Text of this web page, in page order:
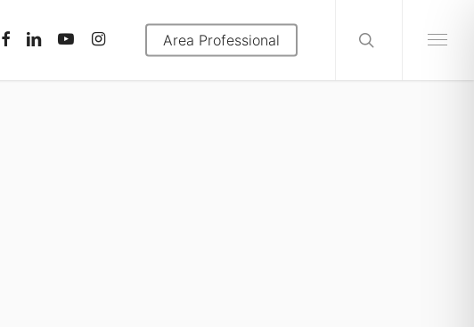
facebooklinkedinyoutubeinstagram Area Professional Menu